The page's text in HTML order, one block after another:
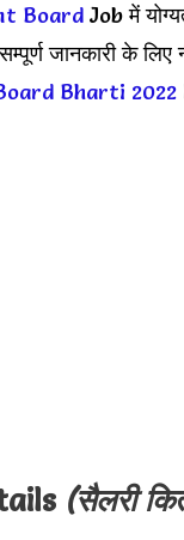
Board Job में
जानकारी के
Bharti 2022
(सैलरी